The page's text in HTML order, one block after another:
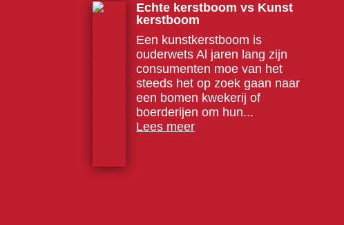
Echte kerstboom vs Kunst
kerstboom
Een kunstkerstboom is
ouderwets Al jaren lang zijn
consumenten moe van het
steeds het op zoek gaan naar
een bomen kwekerij of
boerderijen om hun...
Lees meer